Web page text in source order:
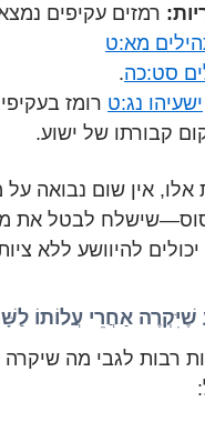
רמזים עקיפים
מא:ט
סט:כה.
ישעיהו נג:ט רומז
קבורתו של ישוע.
אלו, אין שום נבואה על
לבטל את
יכולים להיוושע ללא
שֶׁיִּקְרֶה אַחֲרֵי עֲלוֹתוֹ
רבות לגבי מה